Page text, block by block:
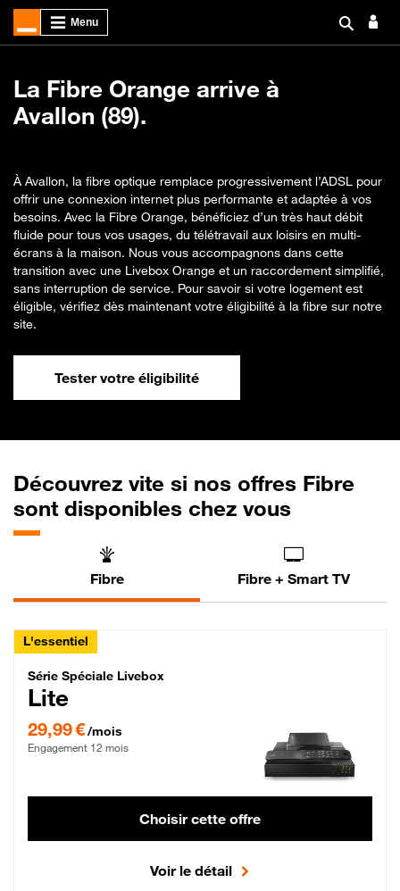
La Fibre Orange arrive à
Avallon (89).
À Avallon, la fibre optique remplace progressivement l’ADSL pour
offrir une connexion internet plus performante et adaptée à vos
besoins. Avec la Fibre Orange, bénéficiez d’un très haut débit
fluide pour tous vos usages, du télétravail aux loisirs en multi-
écrans à la maison. Nous vous accompagnons dans cette
transition avec une Livebox Orange et un raccordement simplifié,
sans interruption de service. Pour savoir si votre logement est
éligible, vérifiez dès maintenant votre éligibilité à la fibre sur notre
site.
Tester votre éligibilité
Découvrez vite si nos offres Fibre
sont disponibles chez vous
Fibre Fibre + Smart TV
L'essentiel
Série Spéciale Livebox Lite Fibre
Série Spéciale Livebox
Lite
29,99 €/mois
Engagement 12 mois
Choisir cette offre
Voir le détail